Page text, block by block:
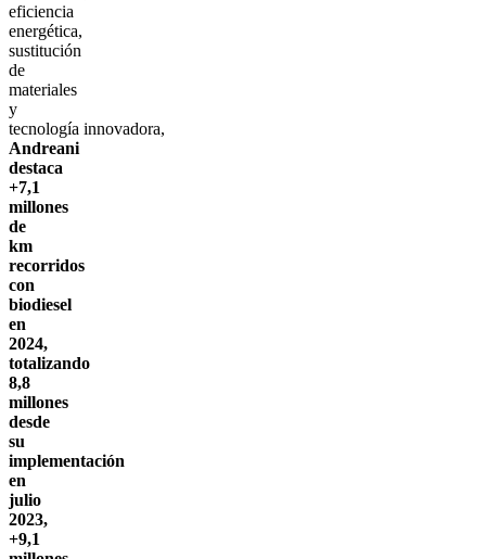
eficiencia
energética,
sustitución
de
materiales
y
tecnología innovadora,
Andreani
destaca
+7,1
millones
de
km
recorridos
con
biodiesel
en
2024,
totalizando
8,8
millones
desde
su
implementación
en
julio
2023,
+9,1